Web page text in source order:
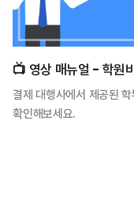
📺️ 영상 매뉴얼 - 학원
결제 대행사에서 제공된
확인해보세요.